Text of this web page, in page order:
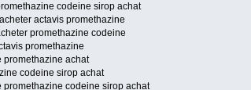
codeine sirop achat
actavis promethazine
promethazine codeine
promethazine
promethazine achat
codeine sirop achat
codeine sirop achat